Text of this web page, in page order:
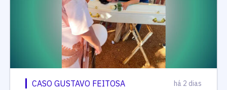
CASO GUSTAVO FEITOSA há 2 dias